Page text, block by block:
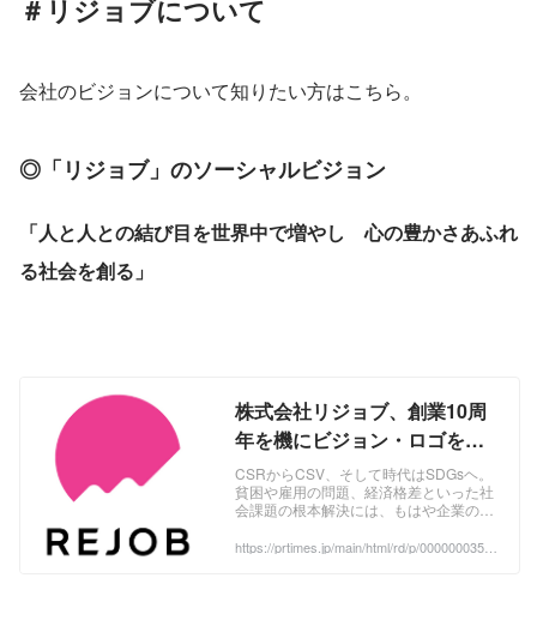
＃リジョブについて
会社のビジョンについて知りたい方はこちら。
◎「リジョブ」のソーシャルビジョン
「人と人との結び目を世界中で増やし　心の豊かさあふれ
る社会を創る」
株式会社リジョブ、創業10周
年を機にビジョン・ロゴを一
新
CSRからCSV、そして時代はSDGsヘ。
貧困や雇用の問題、経済格差といった社
会課題の根本解決には、もはや企業の力
ーネットの普及による完全ボーダーレス
https://prtimes.jp/main/html/rd/p/000000035.0